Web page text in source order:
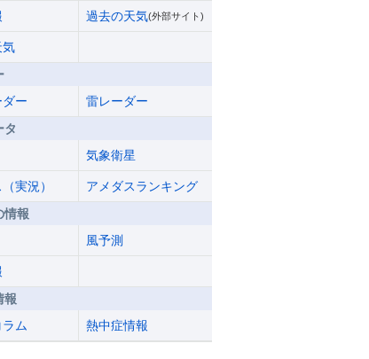
過去の天気(外部サイト)
気
ー
雷レーダー
タ
気象衛星
実況）
アメダスランキング
情報
風予測
報
ム
熱中症情報